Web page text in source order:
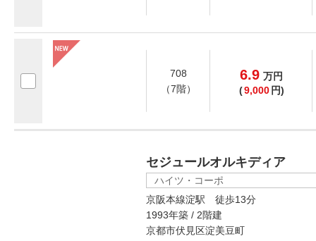
708
（7階）
6.9 万円
(9,000 円)
セジュールオルキディア
ハイツ・コーポ
京阪本線淀駅 徒歩13分
1993年築 / 2階建
京都市伏見区淀美豆町